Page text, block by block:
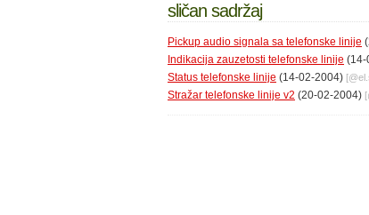
sličan sadržaj
Pickup audio signala sa telefonske linije
Indikacija zauzetosti telefonske linije (14-
Status telefonske linije (14-02-2004) [@
Stražar telefonske linije v2 (20-02-2004)